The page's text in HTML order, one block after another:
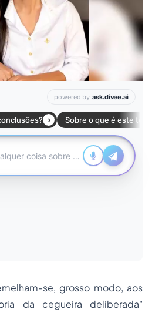
se, grosso modo, aos
da cegueira deliberada"